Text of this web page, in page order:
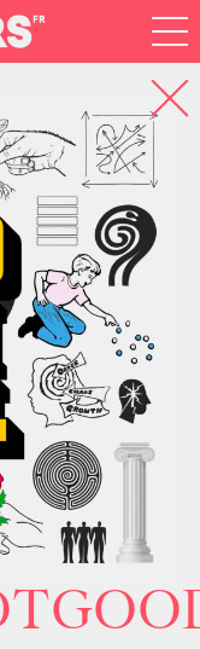
Index Artistes
Newsletter